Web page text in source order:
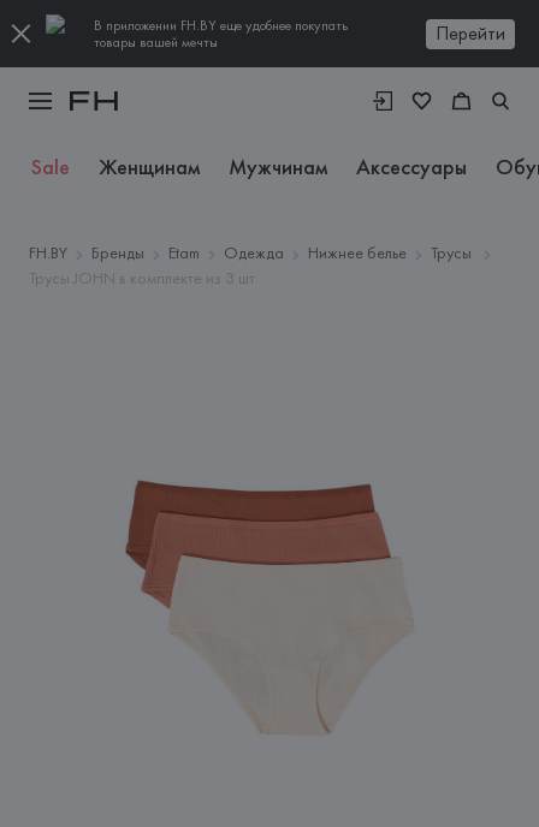
В приложении FH.BY еще удобнее покупать
товары вашей мечты
Перейти
Sale Женщинам Мужчинам Аксессуары
FH.BY Бренды Etam Одежда Нижнее белье
Трусы
Трусы JOHN в комплекте из 3 шт